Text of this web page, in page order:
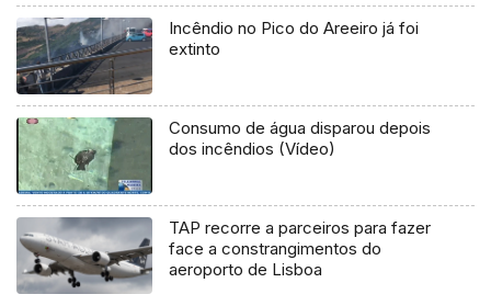
Incêndio no Pico do Areeiro já foi
extinto
Consumo de água disparou depois
dos incêndios (Vídeo)
TAP recorre a parceiros para fazer
face a constrangimentos do
aeroporto de Lisboa